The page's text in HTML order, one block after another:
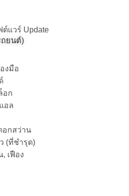
แวร์ Update
ถยนต์)
งมือ
อก
อล
อกสว่าน
(ที่ชำรุด)
เฟือง